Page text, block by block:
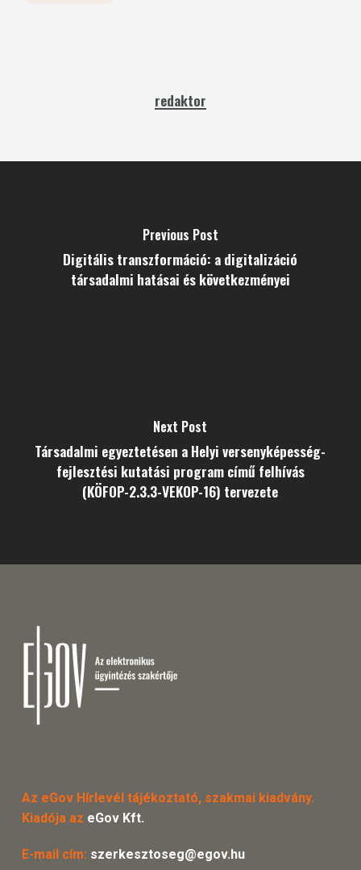
redaktor
Previous Post
Digitális transzformáció: a digitalizáció
társadalmi hatásai és következményei
Next Post
Társadalmi egyeztetésen a Helyi versenyképesség-
fejlesztési kutatási program című felhívás
(KÖFOP-2.3.3-VEKOP-16) tervezete
Az eGov Hírlevél tájékoztató, szakmai kiadvány.
Kiadója az eGov Kft.
E-mail cím: szerkesztoseg@egov.hu